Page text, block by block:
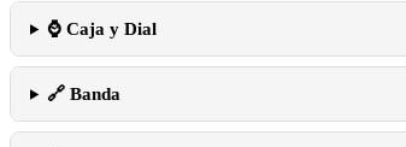
⌚ Caja y Dial
🔗 Banda